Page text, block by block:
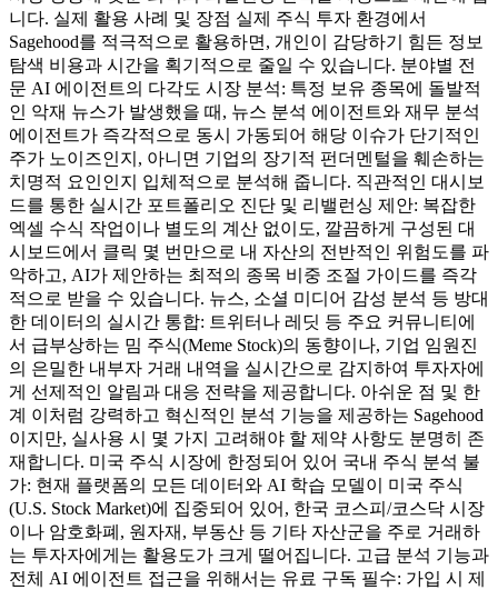
니다. 실제 활용 사례 및 장점 실제 주식 투자 환경에서
Sagehood를 적극적으로 활용하면, 개인이 감당하기 힘든 정보
탐색 비용과 시간을 획기적으로 줄일 수 있습니다. 분야별 전
문 AI 에이전트의 다각도 시장 분석: 특정 보유 종목에 돌발적
인 악재 뉴스가 발생했을 때, 뉴스 분석 에이전트와 재무 분석
에이전트가 즉각적으로 동시 가동되어 해당 이슈가 단기적인
주가 노이즈인지, 아니면 기업의 장기적 펀더멘털을 훼손하는
치명적 요인인지 입체적으로 분석해 줍니다. 직관적인 대시보
드를 통한 실시간 포트폴리오 진단 및 리밸런싱 제안: 복잡한
엑셀 수식 작업이나 별도의 계산 없이도, 깔끔하게 구성된 대
시보드에서 클릭 몇 번만으로 내 자산의 전반적인 위험도를 파
악하고, AI가 제안하는 최적의 종목 비중 조절 가이드를 즉각
적으로 받을 수 있습니다. 뉴스, 소셜 미디어 감성 분석 등 방대
한 데이터의 실시간 통합: 트위터나 레딧 등 주요 커뮤니티에
서 급부상하는 밈 주식(Meme Stock)의 동향이나, 기업 임원진
의 은밀한 내부자 거래 내역을 실시간으로 감지하여 투자자에
게 선제적인 알림과 대응 전략을 제공합니다. 아쉬운 점 및 한
계 이처럼 강력하고 혁신적인 분석 기능을 제공하는 Sagehood
이지만, 실사용 시 몇 가지 고려해야 할 제약 사항도 분명히 존
재합니다. 미국 주식 시장에 한정되어 있어 국내 주식 분석 불
가: 현재 플랫폼의 모든 데이터와 AI 학습 모델이 미국 주식
(U.S. Stock Market)에 집중되어 있어, 한국 코스피/코스닥 시장
이나 암호화폐, 원자재, 부동산 등 기타 자산군을 주로 거래하
는 투자자에게는 활용도가 크게 떨어집니다. 고급 분석 기능과
전체 AI 에이전트 접근을 위해서는 유료 구독 필수: 가입 시 제